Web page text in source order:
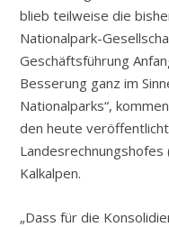
blieb teilweise die
Nationalpark-
Geschäftsführung
Besserung ganz im
Nationalparks“,
den heute
Landesrechnungshofes
Kalkalpen.
„Dass für die